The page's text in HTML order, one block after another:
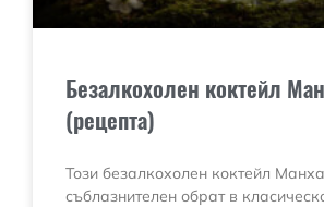
Безалкохолен коктейл
(рецепта)
Този безалкохолен коктейл
съблазнителен обрат в